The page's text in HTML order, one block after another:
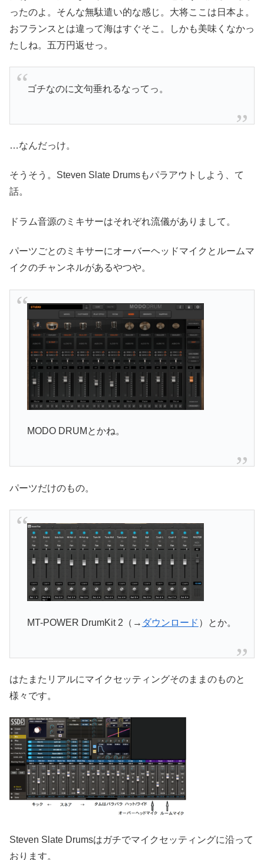
ったのよ。そんな無駄遣い的な感じ。大将ここは日本よ。
おフランスとは違って海はすぐそこ。しかも美味くなかっ
たしね。五万円返せっ。
ゴチなのに文句垂れるなってっ。
…なんだっけ。
そうそう。Steven Slate Drumsもパラアウトしよう、て
話。
ドラム音源のミキサーはそれぞれ流儀がありまして。
パーツごとのミキサーにオーバーヘッドマイクとルームマ
イクのチャンネルがあるやつや。
MODO DRUMとかね。
パーツだけのもの。
MT-POWER DrumKit 2（→ ダウンロード ）とか。
はたまたリアルにマイクセッティングそのままのものと
様々です。
Steven Slate Drumsはガチでマイクセッティングに沿って
おります。